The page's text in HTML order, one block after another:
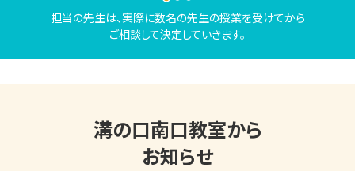
「志望校合格に向けて、今の勉強の進め方で大丈夫か不安。
リ合った学習方法や学習内容のご提案をいたしますので、お
気軽にお問い合わせください。
担当の先生は、実際に数名の先生の授業を受けてから
ご相談して決定していきます。
溝の口南口教室から
お知らせ